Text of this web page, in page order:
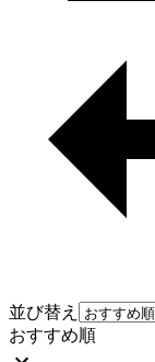
並び替え
おすすめ順